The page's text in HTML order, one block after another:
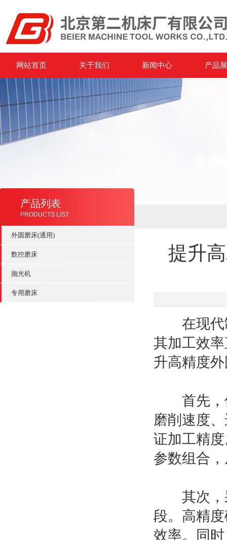
网站首页 关于我们 新闻中心 产品
产品列表
PRODUCTS LIST
外圆磨床(通用)
数控磨床
抛光机
专用磨床
提升
在现代制
其加工效
升高精度
首先，优
磨削速度
证加工精
参数组合
其次，采
段。高精
效率。同